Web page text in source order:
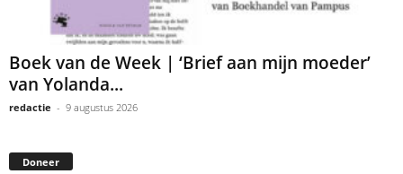
Boek van de Week | ‘Brief aan mijn moeder’
van Yolanda...
redactie - 9 augustus 2026
Doneer